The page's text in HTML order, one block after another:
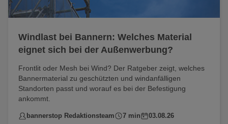
Windlast bei Bannern: Welches Material
eignet sich bei der Außenwerbung?
Frontlit oder Mesh bei Wind? Der Ratgeber zeigt, welches
Bannermaterial zu geschützten und windanfälligen
Standorten passt und worauf es bei der Befestigung
ankommt.
bannerstop Redaktionsteam 7 min 03.08.26